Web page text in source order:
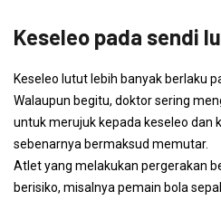
Keseleo pada sendi
Keseleo lutut lebih banyak berlaku
Walaupun begitu, doktor sering
untuk merujuk kepada keseleo dan
sebenarnya bermaksud memutar.
Atlet yang melakukan pergerakan
berisiko, misalnya pemain bola